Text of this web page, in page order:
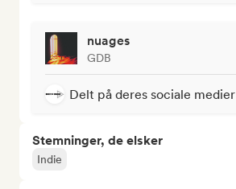
nuages
GDB
Delt på deres sociale medier
Stemninger, de elsker
Indie